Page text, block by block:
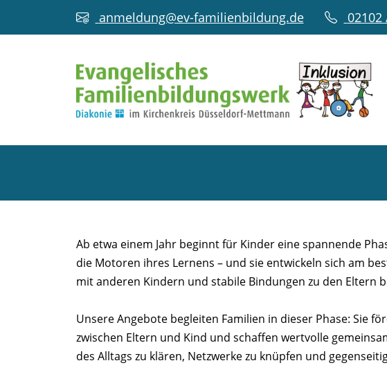
anmeldung@ev-familienbildung.de 02102
FAMILIE LEBEN (ab 12 Monaten)
Ab etwa einem Jahr beginnt für Kinder eine spannende
die Motoren ihres Lernens – und sie entwickeln sich am
mit anderen Kindern und stabile Bindungen zu den Eltern
Unsere Angebote begleiten Familien in dieser Phase: Sie
zwischen Eltern und Kind und schaffen wertvolle
des Alltags zu klären, Netzwerke zu knüpfen und